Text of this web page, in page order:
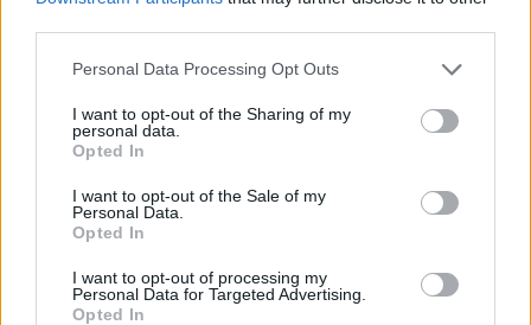
Please note that this website/app uses one or more Google
not limited to your visit or usage behaviour. You may click to
grant or deny consent to Google and its third-party tags to
use your data for below specified purposes in below Google
consent section.
Personal Data Processing Opt Outs
I want to opt-out of the Sharing of my
personal data.
Opted In
I want to opt-out of the Sale of my
Personal Data.
Opted In
I want to opt-out of processing my
Personal Data for Targeted Advertising.
Opted In
UnmuteLoaded
0%
Remaining
0:14
Borítókép forrása: Kolorcity Kazincbarcika
SC/Facebook
Hírek